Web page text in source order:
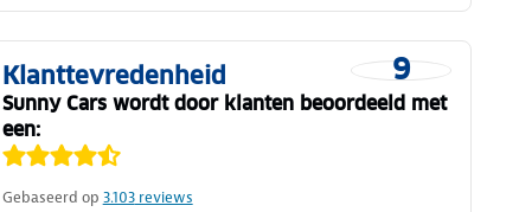
9
Klanttevredenheid
Sunny Cars wordt door klanten beoordeeld met
een:
Gebaseerd op 3.103reviews